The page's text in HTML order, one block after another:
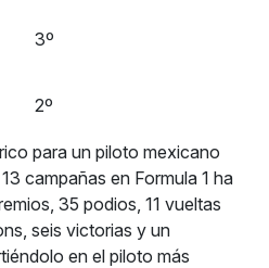
3º
2º
para un piloto mexicano
campañas en Formula 1 ha
35 podios, 11 vueltas
seis victorias y un
en el piloto más